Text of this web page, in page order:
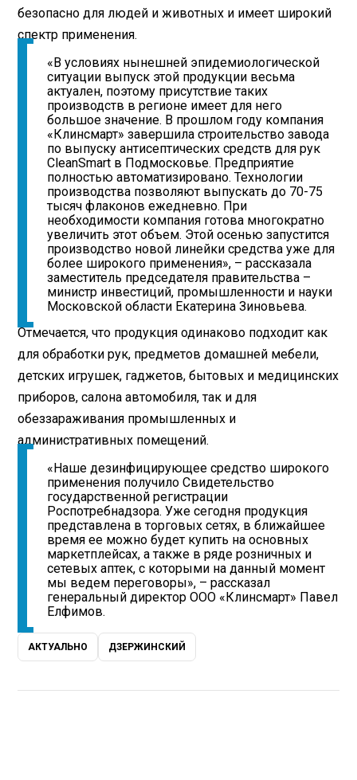
безопасно для людей и животных и имеет широкий
спектр применения.
«В условиях нынешней эпидемиологической
ситуации выпуск этой продукции весьма
актуален, поэтому присутствие таких
производств в регионе имеет для него
большое значение. В прошлом году компания
«Клинсмарт» завершила строительство завода
по выпуску антисептических средств для рук
CleanSmart в Подмосковье. Предприятие
полностью автоматизировано. Технологии
производства позволяют выпускать до 70-75
тысяч флаконов ежедневно. При
необходимости компания готова многократно
увеличить этот объем. Этой осенью запустится
производство новой линейки средства уже для
более широкого применения», – рассказала
заместитель председателя правительства –
министр инвестиций, промышленности и науки
Московской области Екатерина Зиновьева.
Отмечается, что продукция одинаково подходит как
для обработки рук, предметов домашней мебели,
детских игрушек, гаджетов, бытовых и медицинских
приборов, салона автомобиля, так и для
обеззараживания промышленных и
административных помещений.
«Наше дезинфицирующее средство широкого
применения получило Свидетельство
государственной регистрации
Роспотребнадзора. Уже сегодня продукция
представлена в торговых сетях, в ближайшее
время ее можно будет купить на основных
маркетплейсах, а также в ряде розничных и
сетевых аптек, с которыми на данный момент
мы ведем переговоры», – рассказал
генеральный директор ООО «Клинсмарт» Павел
Елфимов.
АКТУАЛЬНО ДЗЕРЖИНСКИЙ